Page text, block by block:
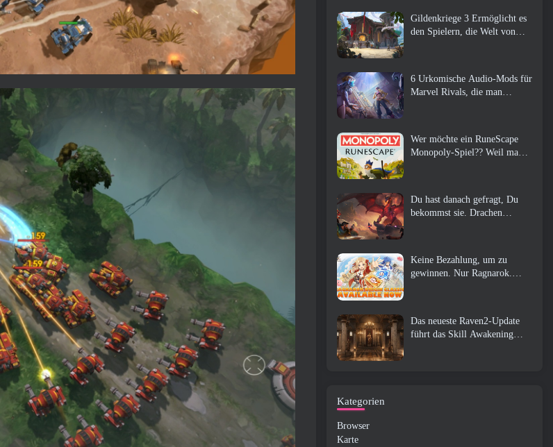
Gildenkriege 3 Ermöglicht es
den Spielern, die Welt von
6 Urkomische Audio-Mods für
Marvel Rivals, die man
Wer möchte ein RuneScape
Monopoly-Spiel?? Weil man
Du hast danach gefragt, Du
bekommst sie. Drachen
Keine Bezahlung, um zu
gewinnen. Nur Ragnarok.
Das neueste Raven2-Update
führt das Skill Awakening
Kategorien
Browser
Karte